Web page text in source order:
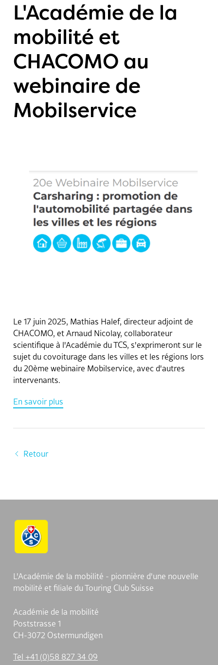
L'Académie de la
mobilité et
CHACOMO au
webinaire de
Mobilservice
Le 17 juin 2025, Mathias Halef, directeur adjoint de
CHACOMO, et Arnaud Nicolay, collaborateur
scientifique à l'Académie du TCS, s'exprimeront sur le
sujet du covoiturage dans les villes et les régions lors
du 20ème webinaire Mobilservice, avec d'autres
intervenants.
En savoir plus
Retour
L'Académie de la mobilité - pionnière d'une nouvelle
mobilité et filiale du Touring Club Suisse
Académie de la mobilité
Poststrasse 1
CH-3072 Ostermundigen
Tel +41 (0)58 827 34 09